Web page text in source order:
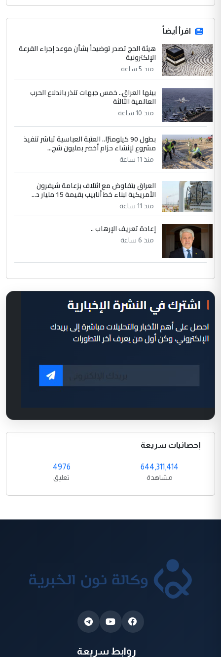
اقرأ أيضاً
هيئة الحج تصدر توضيحاً بشأن موعد إجراء القرعة
الإلكترونية
منذ 5 ساعة
بينها العراق.. خمس جبهات تنذر باندلاع الحرب
العالمية الثالثة
منذ 10 ساعة
بطول 90 كيلومترًا.. العتبة العباسية تباشر تنفيذ
مشروع لإنشاء حزام أخضر بمليون شج...
منذ 11 ساعة
العراق يتفاوض مع ائتلاف بزعامة شيفرون
الأمريكية لبناء خط أنابيب بقيمة 15 مليار د...
منذ 11 ساعة
إعادة تعريف الإرهاب ..
منذ 6 ساعة
إحصائيات سريعة
644,311,414
مشاهدة
4976
تعليق
روابط سريعة